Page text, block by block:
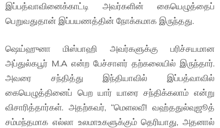
இப்பத்வாவினைக்காட்டி அவர்களின் கையெழுத்தைப்
பெறுவதுதான் இப்பயணத்தின் நோக்கமாக இருந்தது.
ஷெய்ஹுனா மிஸ்பாஹி அவர்களுக்கு பரிச்சயமான
அப்துல்கபூர் M.A என்ற பேச்சாளர் தற்கலையில் இருந்தார்.
அவரை சந்தித்து இந்தியாவில் இப்பத்வாவில்
கையெழுத்தினைப் பெற யார் யாரை சந்திக்கலாம் என்று
விசாரித்தார்கள். அதற்கவர், “மெளலவீ! வஹ்ததுல்வுஜூத்
சம்மந்தமாக எல்லா உலமாஉகளுக்கும் தெரியாது, அதனால்